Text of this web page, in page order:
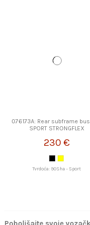
076173A: Rear subframe
SPORT STRONGFLEX
230 €
Tvrdoća: 90Sha - Sport